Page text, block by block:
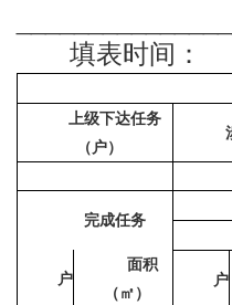
填表时间
上级下达任务
（户）
完成任务
户
面积
（㎡）
户